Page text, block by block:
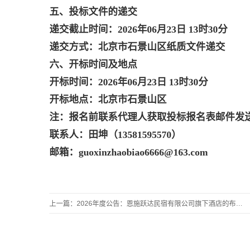
五、投标文件的递交
递交截止时间： 2026年06月23日 13时30分
递交方式：北京市石景山区纸质文件递交
六、开标时间及地点
开标时间： 2026年06月23日 13时30分
开标地点：北京市石景山区
注：报名前联系代理人获取投标报名表邮件发
联系人：田坤（13581595570）
邮箱： guoxinzhaobiao6666@163.com
上一篇： 2026年度公告：恩施跃达民宿有限公司旗下酒店的布草及易耗品